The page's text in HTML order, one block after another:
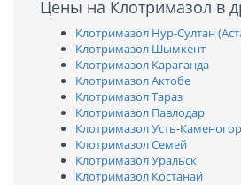
Цены на Клотримазол в
Клотримазол Нур-Султан
Клотримазол Шымкент
Клотримазол Караганда
Клотримазол Актобе
Клотримазол Тараз
Клотримазол Павлодар
Клотримазол Усть-
Клотримазол Семей
Клотримазол Уральск
Клотримазол Костанай